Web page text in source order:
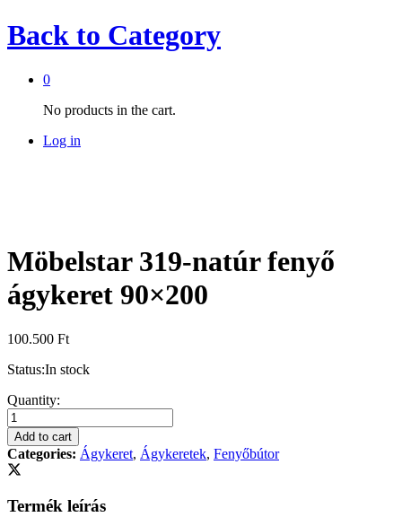
Back to Category
0
No products in the cart.
Log in
Möbelstar 319-natúr fenyő
ágykeret 90×200
100.500 Ft
Status:In stock
Möbelstar
319-
natúr
fenyő
ágykeret
90x200
quantity
Quantity:
Add to cart
Categories: Ágykeret, Ágykeretek, Fenyőbútor
Termék leírás